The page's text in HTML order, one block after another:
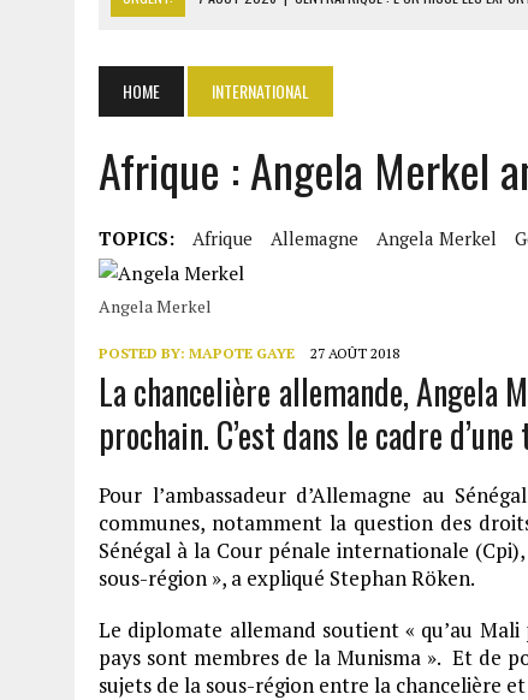
7 AOÛT 2026 | OUATTARA ANNONCE DES SANCTIONS CONTRE LES
7 AOÛT 2026
OUATTARA PROMET DE POURSUIVRE LA
HOME INTERNATIONAL
Afrique : Angela Merkel
TOPICS: Afrique Allemagne Angela Merkel
Angela Merkel
POSTED BY: MAPOTE GAYE 27 AOÛT 2018
La chancelière allemande, Angela
prochain. C’est dans le cadre
Pour l’ambassadeur d’Allemagne au
communes, notamment la question des
Sénégal à la Cour pénale internationale
sous-région », a expliqué Stephan Röken.
Le diplomate allemand soutient « qu’au
pays sont membres de la Munisma ». Et de
sujets de la sous-région entre la chancelière